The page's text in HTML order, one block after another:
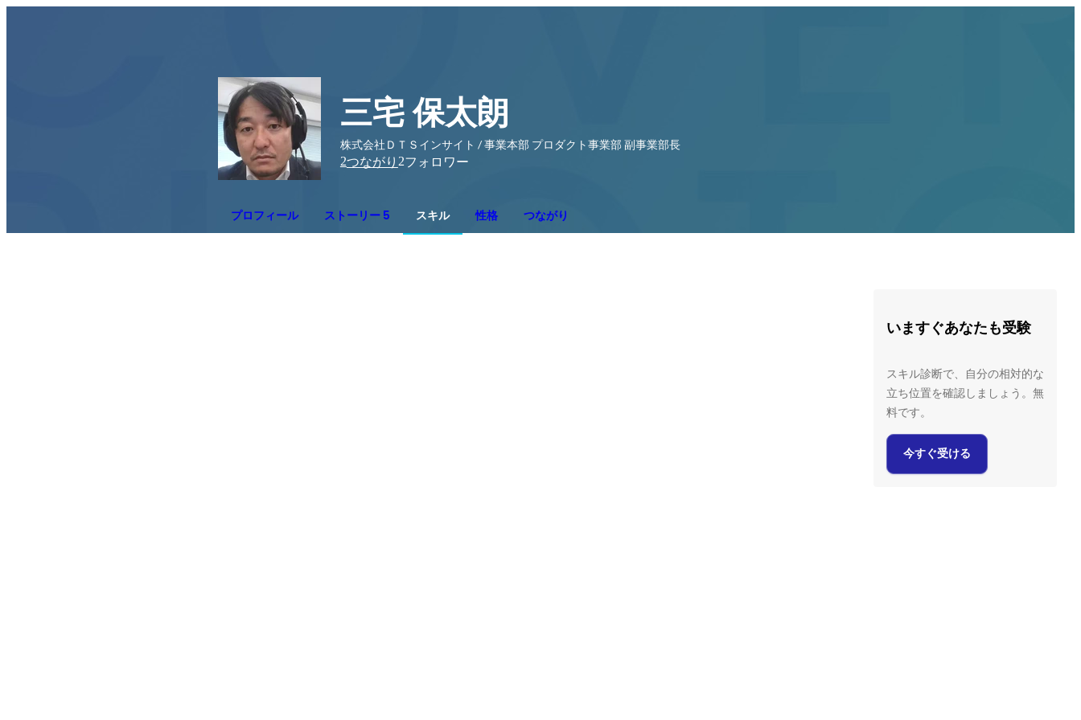
三宅 保太朗
株式会社ＤＴＳインサイト / 事業本部 プロダクト事業部 副事業部長
2つながり 2フォロワー
プロフィール ストーリー 5 スキル 性格 つながり
いますぐあなたも受験
スキル診断で、自分の相対的な
立ち位置を確認しましょう。無
料です。
今すぐ受ける